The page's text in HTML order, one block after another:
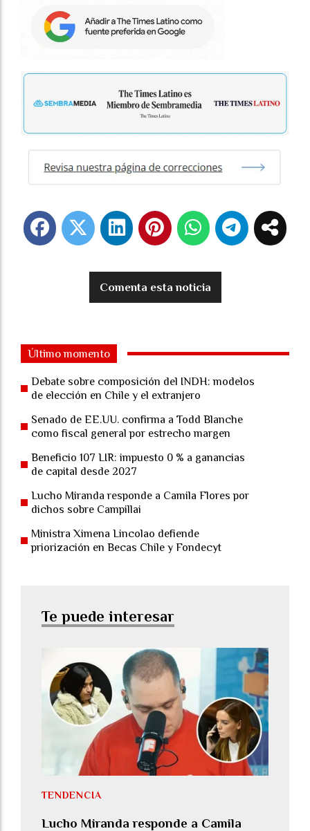
Comenta esta noticia
Último momento
Debate sobre composición del INDH: modelos
de elección en Chile y el extranjero
Senado de EE.UU. confirma a Todd Blanche
como fiscal general por estrecho margen
Beneficio 107 LIR: impuesto 0 % a ganancias
de capital desde 2027
Lucho Miranda responde a Camila Flores por
dichos sobre Campillai
Ministra Ximena Lincolao defiende
priorización en Becas Chile y Fondecyt
Te puede interesar
Lucho Miranda responde a Camila
TENDENCIA